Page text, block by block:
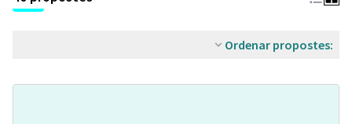
Ordenar propostes: